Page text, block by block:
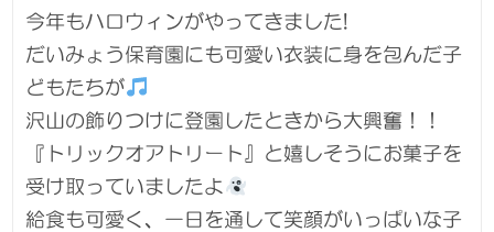
今年もハロウィンがやってきました!
だいみょう保育園にも可愛い衣装に身を包んだ子
どもたちが
沢山の飾りつけに登園したときから大興奮！！
『トリックオアトリート』と嬉しそうにお菓子を
受け取っていましたよ
給食も可愛く、一日を通して笑顔がいっぱいな子